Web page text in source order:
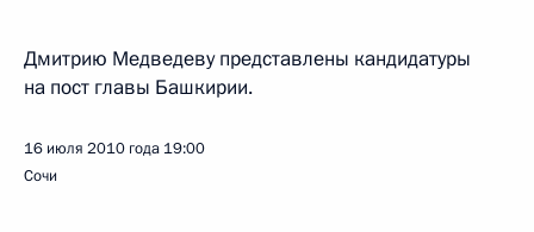
Дмитрию Медведеву представлены кандидатуры
на пост главы Башкирии.
16 июля 2010 года 19:00
Сочи